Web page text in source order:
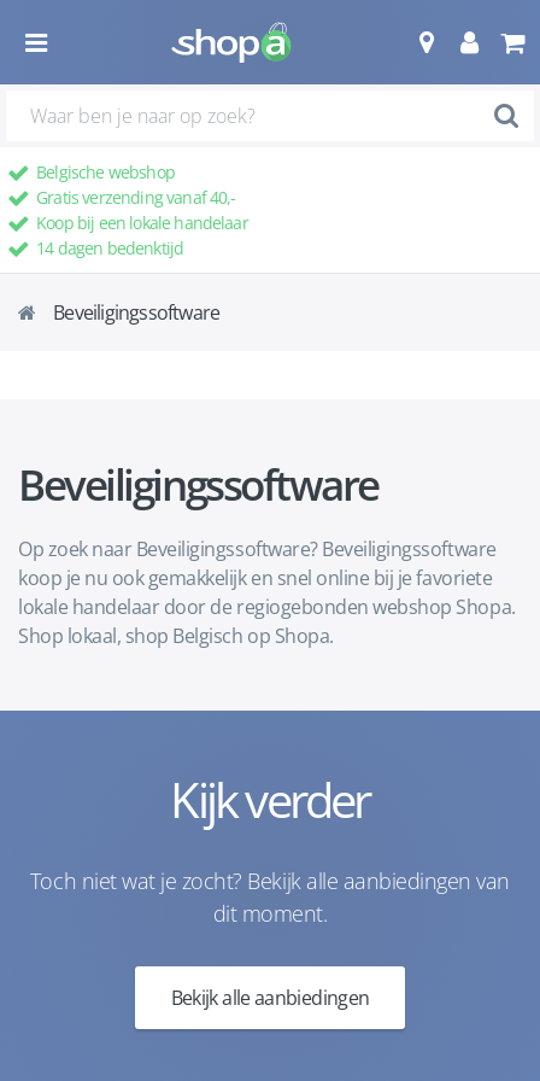
Belgische webshop
Gratis verzending vanaf 40,-
Koop bij een lokale handelaar
14 dagen bedenktijd
Beveiligingssoftware
Beveiligingssoftware
Op zoek naar Beveiligingssoftware? Beveiligingssoftware
koop je nu ook gemakkelijk en snel online bij je favoriete
lokale handelaar door de regiogebonden webshop Shopa.
Shop lokaal, shop Belgisch op Shopa.
Kijk verder
Toch niet wat je zocht? Bekijk alle aanbiedingen van
dit moment.
Bekijk alle aanbiedingen